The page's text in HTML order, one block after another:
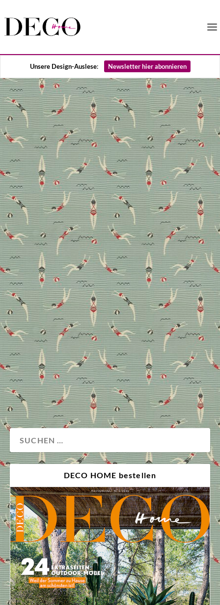
Unsere Design-Auslese: Newsletter hier abonnieren
Design Neuheiten aus
Paris
Von Babygirlpink über neue Handwerklichkeit bis
Labyrinth-Design: Auf den Januarmessen in Paris gab
es wieder so Einiges zu entdecken. Welche Farben,
Materialien und Muster besonders auffällig waren
und unsere persönlichen Design Neuheiten von der
Maison & Objet und Déco Off.
Design Messenews
DECO HOME bestellen